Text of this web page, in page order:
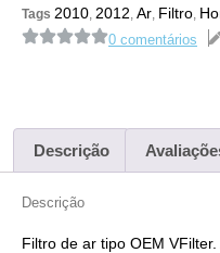
Tags 2010, 2012, Ar, Filtro,
0 comentários
Descrição
Descrição
Filtro de ar tipo OEM